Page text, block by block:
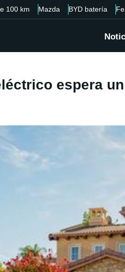
100 km Mazda BYD batería
espera